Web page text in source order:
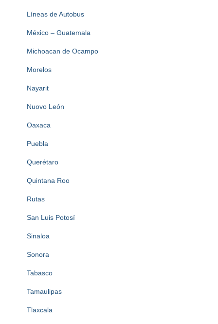
Líneas de Autobus
México – Guatemala
Michoacan de Ocampo
Morelos
Nayarit
Nuovo León
Oaxaca
Puebla
Querétaro
Quintana Roo
Rutas
San Luis Potosí
Sinaloa
Sonora
Tabasco
Tamaulipas
Tlaxcala